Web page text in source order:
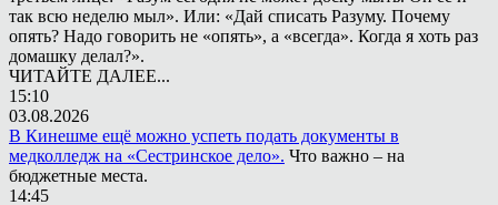
так всю неделю мыл». Или: «Дай списать Разуму. Почему
опять? Надо говорить не «опять», а «всегда». Когда я хоть раз
домашку делал?».
ЧИТАЙТЕ ДАЛЕЕ...
15:10
03.08.2026
В Кинешме ещё можно успеть подать документы в
медколледж на «Сестринское дело». Что важно – на
бюджетные места.
14:45